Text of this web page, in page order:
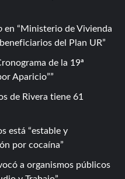
en
Ministerio de Vivienda
del Plan UR
de la 19ª
Aparicio”
de Rivera tiene 61
está “estable y
por cocaína
a organismos públicos